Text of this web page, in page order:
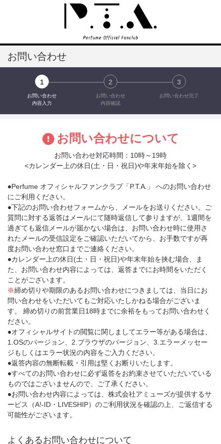
お問い合わせ
1
お問い合わせ
内容入力
2
お問い合わせ
内容確認
3
お問い合わせ完了
お問い合わせについて
お問い合わせ対応時間：10時～19時
<カレンダー上の休日(土・日・祝日)や年末年始を除く>
●Perfume オフィシャルファンクラブ「P.T.A.」 へのお問い合わせ
にご利用ください。
●下記のお問い合わせフォームから、メールをお送りください。ご
質問に対する返答はメールにて随時返信して参りますが、1週間を
過ぎても返信メールが届かない場合は、お問い合わせ時に使用さ
れたメールの受信設定をご確認いただいてから、お手数ですが再
度お問い合わせ窓口までご連絡ください。
●カレンダー上の休日(土・日・祝日)や年末年始を挟む場合、ま
た、お問い合わせ内容によっては、返答までにお時間をいただく
ことがございます。
※締め切りや期限のあるお問い合わせにつきましては、当日にお
問い合わせをいただいてもご対応いたしかねる場合がございま
す。 締め切りの前営業日18時までに余裕をもってお問い合わせく
ださい。
●オフィシャルサイトの閲覧に関しましてエラー等がある場合は、
1.OSのバージョン、2.ブラウザのバージョン、3.エラーメッセー
ジもしくはエラー状況の内容をご入力ください。
●返答内容の無断転載・引用は堅くお断りいたします。
●すべてのお問い合わせに必ず返答をお約束させていただいている
ものではございませんので、ご了承ください。
●お問い合わせ内容によっては、株式会社アミューズが提供するサ
ービス（A!-ID・LIVESHIP）のご利用状況を確認の上、ご返信する
可能性がございます。
よくあるお問い合わせについて